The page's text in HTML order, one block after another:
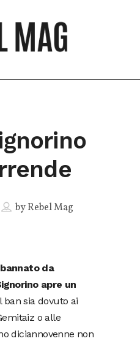
byRebel Mag
da
apre un
ban sia dovuto ai
o alle
diciannovenne non